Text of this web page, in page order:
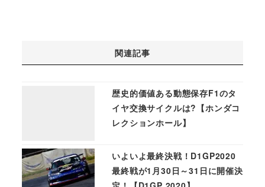
関連記事
歴史的価値ある動態保存F1のタ
イヤ交換サイクルは?【ホンダコ
レクションホール】
いよいよ最終決戦！D1GP2020
最終戦が1月30日～31日に開催決